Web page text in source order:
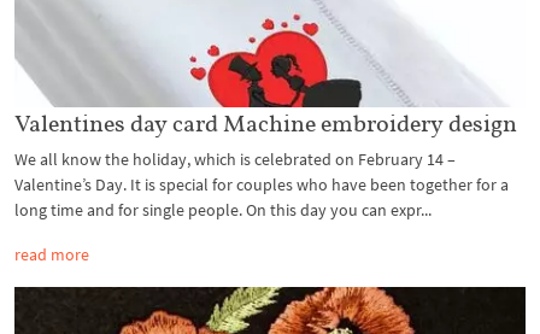
Valentines day card Machine embroidery design
We all know the holiday, which is celebrated on February 14 –
Valentine’s Day. It is special for couples who have been together for a
long time and for single people. On this day you can expr...
read more